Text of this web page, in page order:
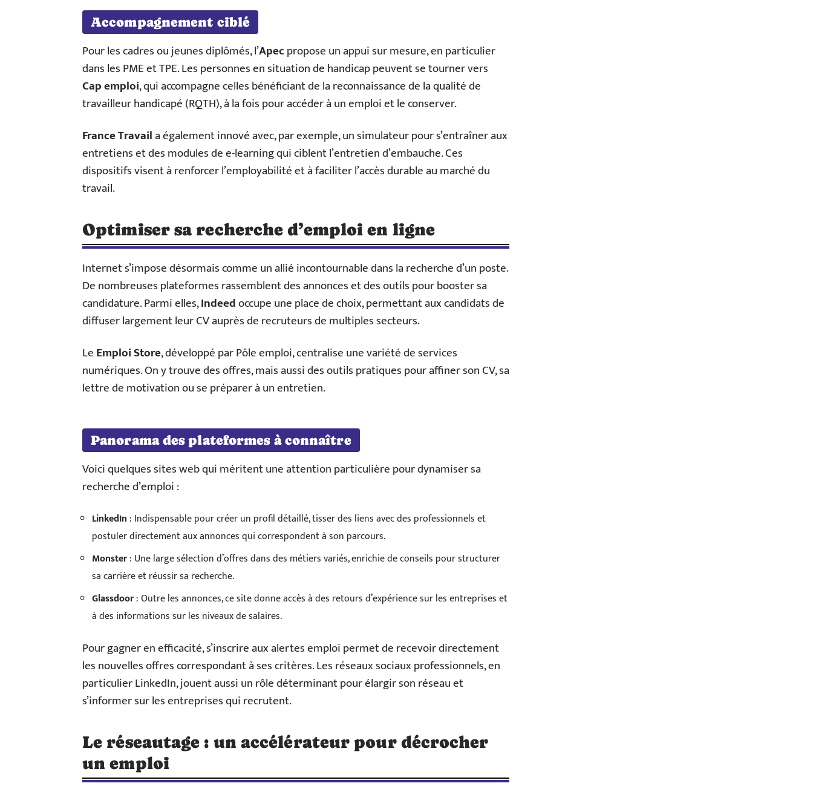
Accompagnement ciblé
Pour les cadres ou jeunes diplômés, l’Apecpropose un appui sur mesure, en particulier
dans les PME et TPE. Les personnes en situation de handicap peuvent se tourner vers
Cap emploi, qui accompagne celles bénéficiant de la reconnaissance de la qualité de
travailleur handicapé (RQTH), à la fois pour accéder à un emploi et le conserver.
France Travaila également innové avec, par exemple, un simulateur pour s’entraîner aux
entretiens et des modules de e-learning qui ciblent l’entretien d’embauche. Ces
dispositifs visent à renforcer l’employabilité et à faciliter l’accès durable au marché du
travail.
Optimiser sa recherche d’emploi en ligne
Internet s’impose désormais comme un allié incontournable dans la recherche d’un poste.
De nombreuses plateformes rassemblent des annonces et des outils pour booster sa
candidature. Parmi elles,Indeedoccupe une place de choix, permettant aux candidats de
diffuser largement leur CV auprès de recruteurs de multiples secteurs.
LeEmploi Store, développé par Pôle emploi, centralise une variété de services
numériques. On y trouve des offres, mais aussi des outils pratiques pour affiner son CV, sa
lettre de motivation ou se préparer à un entretien.
Panorama des plateformes à connaître
Voici quelques sites web qui méritent une attention particulière pour dynamiser sa
recherche d’emploi :
LinkedIn : Indispensable pour créer un profil détaillé, tisser des liens avec des professionnels et
postuler directement aux annonces qui correspondent à son parcours.
Monster: Une large sélection d’offres dans des métiers variés, enrichie de conseils pour structurer
sa carrière et réussir sa recherche.
Glassdoor: Outre les annonces, ce site donne accès à des retours d’expérience sur les entreprises et
à des informations sur les niveaux de salaires.
Pour gagner en efficacité, s’inscrire aux alertes emploi permet de recevoir directement
les nouvelles offres correspondant à ses critères. Les réseaux sociaux professionnels, en
particulier LinkedIn, jouent aussi un rôle déterminant pour élargir son réseau et
s’informer sur les entreprises qui recrutent.
Le réseautage : un accélérateur pour décrocher
un emploi